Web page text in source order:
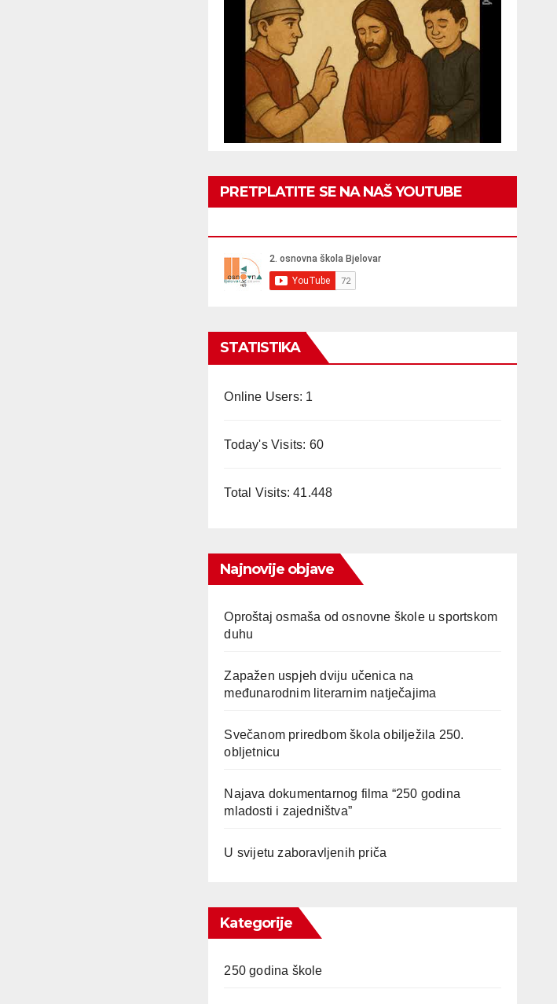
PRETPLATITE SE NA NAŠ YOUTUBE
STATISTIKA
Online Users: 1
Today's Visits: 60
Total Visits:41.448
Najnovije objave
Oproštaj osmaša od osnovne škole u sportskom
duhu
Zapažen uspjeh dviju učenica na
međunarodnim literarnim natječajima
Svečanom priredbom škola obilježila 250.
obljetnicu
Najava dokumentarnog filma “250 godina
mladosti i zajedništva”
U svijetu zaboravljenih priča
Kategorije
250 godina škole